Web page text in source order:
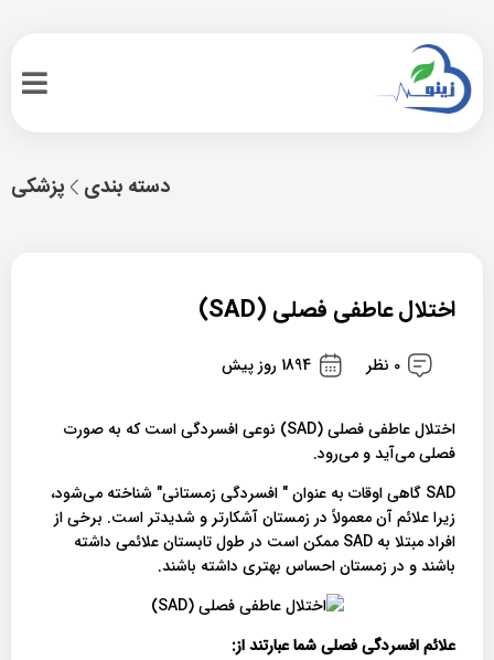
پزشکی دسته بندی
اختلال عاطفی فصلی (SAD)
0 نظر 1894 روز پیش
اختلال عاطفی فصلی (SAD) نوعی افسردگی است که به صورت
فصلی می‌آید و می‌رود.
SAD گاهی اوقات به عنوان " افسردگی زمستانی" شناخته می‌شود،
زیرا علائم آن معمولاً در زمستان آشکارتر و شدیدتر است. برخی از
افراد مبتلا به SAD ممکن است در طول تابستان علائمی داشته
باشند و در زمستان احساس بهتری داشته باشند.
علائم افسردگی فصلی شما عبارتند از: